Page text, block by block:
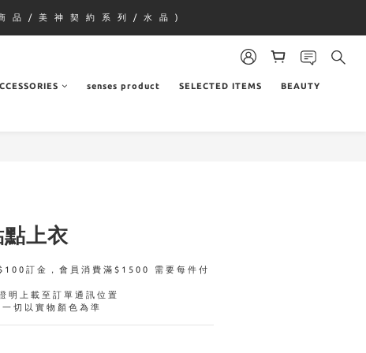
品 / 美 神 契 約 系 列 / 水 晶 )
senses product SELECTED ITEMS BEAUTY
上衣
訂金，會員消費滿$1500 需要每件付
明上載至訂單通訊位置
切以實物顏色為準